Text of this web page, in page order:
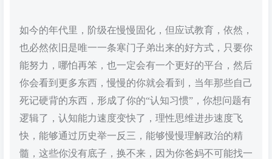
如今的年代里，阶级在慢慢固化，但应试教育，依然，
也必然依旧是唯一一条寒门子弟出来的好方式，只要你
能努力，哪怕再笨，也一定会有一个更好的平台，然后
你会看到更多东西，慢慢的你就会看到，当年那些自己
死记硬背的东西，形成了你的“认知习惯”，你想问题有
逻辑了，认知能力速度变快了，理性思维进步速度飞
快，能够通过历史举一反三，能够慢慢理解政治的精
髓，这些你没有底子，换不来，因为你爸妈不可能找一